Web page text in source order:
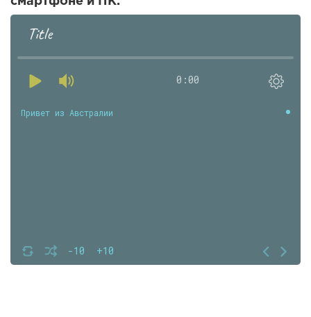
Title
0:00
-10 +10
Привет из Австралии